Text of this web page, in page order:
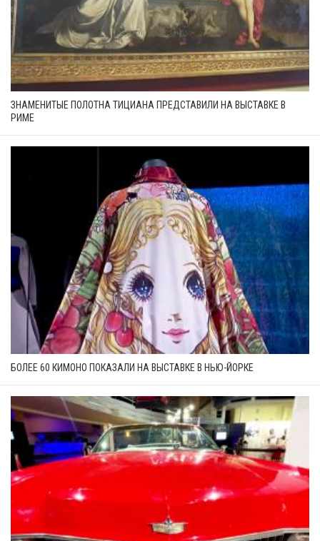
ЗНАМЕНИТЫЕ ПОЛОТНА ТИЦИАНА ПРЕДСТАВИЛИ НА ВЫСТАВКЕ В
РИМЕ
БОЛЕЕ 60 КИМОНО ПОКАЗАЛИ НА ВЫСТАВКЕ В НЬЮ-ЙОРКЕ